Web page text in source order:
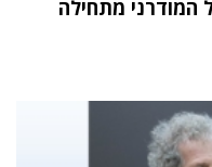
המודרני מתחילה